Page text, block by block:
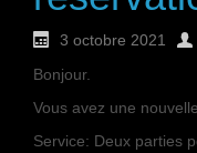
3 octobre 2021
Bonjour.
Vous avez une
Service: Deux parties